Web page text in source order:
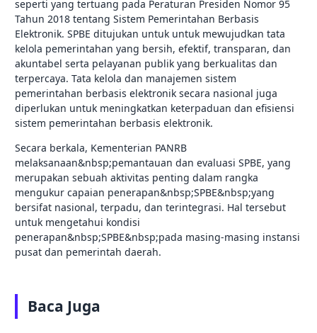
seperti yang tertuang pada Peraturan Presiden Nomor 95
Tahun 2018 tentang Sistem Pemerintahan Berbasis
Elektronik. SPBE ditujukan untuk untuk mewujudkan tata
kelola pemerintahan yang bersih, efektif, transparan, dan
akuntabel serta pelayanan publik yang berkualitas dan
terpercaya. Tata kelola dan manajemen sistem
pemerintahan berbasis elektronik secara nasional juga
diperlukan untuk meningkatkan keterpaduan dan efisiensi
sistem pemerintahan berbasis elektronik.
Secara berkala, Kementerian PANRB
melaksanaan&nbsp;pemantauan dan evaluasi SPBE, yang
merupakan sebuah aktivitas penting dalam rangka
mengukur capaian penerapan&nbsp;SPBE&nbsp;yang
bersifat nasional, terpadu, dan terintegrasi. Hal tersebut
untuk mengetahui kondisi
penerapan&nbsp;SPBE&nbsp;pada masing-masing instansi
pusat dan pemerintah daerah.
Baca Juga